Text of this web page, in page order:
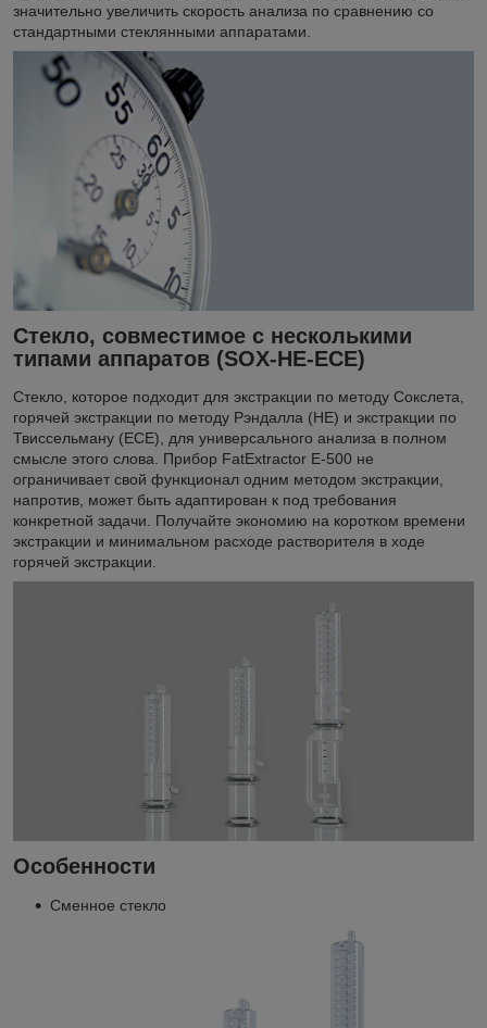
значительно увеличить скорость анализа по сравнению со
стандартными стеклянными аппаратами.
Стекло, совместимое с несколькими
типами аппаратов (SOX-HE-ECE)
Стекло, которое подходит для экстракции по методу Сокслета,
горячей экстракции по методу Рэндалла (HE) и экстракции по
Твиссельману (ECE), для универсального анализа в полном
смысле этого слова. Прибор FatExtractor E-500 не
ограничивает свой функционал одним методом экстракции,
напротив, может быть адаптирован к под требования
конкретной задачи. Получайте экономию на коротком времени
экстракции и минимальном расходе растворителя в ходе
горячей экстракции.
Особенности
Сменное стекло